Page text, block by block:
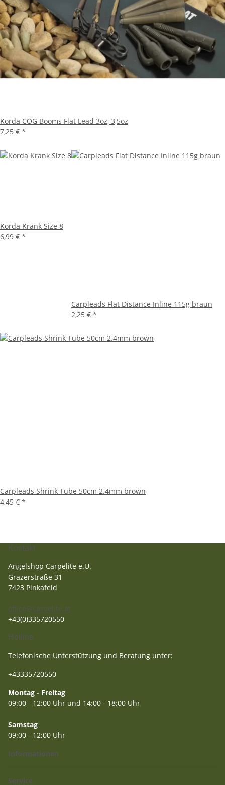
Korda COG Booms Flat Lead 3oz, 3,5oz
7,25 € *
Korda Krank Size 8
6,99 € *
Carpleads Flat Distance Inline 115g braun
2,25 € *
Carpleads Shrink Tube 50cm 2.4mm brown
4,45 € *
Kontakt
Angelshop Carpelite e.U.
Grazerstraße 31
7423 Pinkafeld
office@carpelite.at
+43(0)335720550
Hotline
Telefonische Unterstützung und Beratung unter:
+43335720550
Montag - Freitag
09:00 - 12:00 Uhr und 14:00 - 18:00 Uhr
Samstag
09:00 - 12:00 Uhr
Informationen
Service